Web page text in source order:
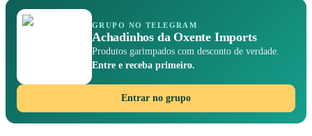
GRUPO NO TELEGRAM
Achadinhos da Oxente Imports
Produtos garimpados com desconto de verdade.
Entre e receba primeiro.
Entrar no grupo